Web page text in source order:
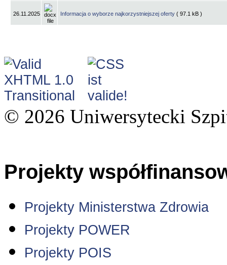
26.11.2025 Informacja o wyborze najkorzystniejszej oferty ( 97.1 kB )
© 2026 Uniwersytecki
Projekty
Projekty Ministerstwa Zdrowia
Projekty POWER
Projekty POIS